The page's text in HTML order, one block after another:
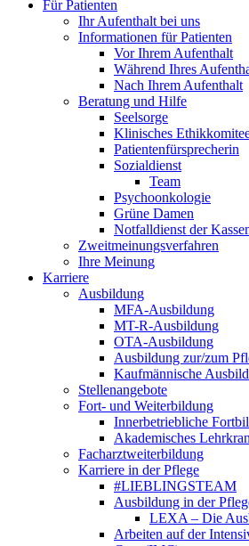
Für Patienten
Ihr Aufenthalt bei uns
Informationen für Patienten
Vor Ihrem Aufenthalt
Während Ihres
Nach Ihrem Aufenthalt
Beratung und Hilfe
Seelsorge
Klinisches
Patientenfürsprecherin
Sozialdienst
Team
Psychoonkologie
Grüne Damen
Notfalldienst der
Zweitmeinungsverfahren
Ihre Meinung
Karriere
Ausbildung
MFA-Ausbildung
MT-R-Ausbildung
OTA-Ausbildung
Ausbildung zur/zum
Kaufmännische
Stellenangebote
Fort- und Weiterbildung
Innerbetriebliche
Akademisches
Facharztweiterbildung
Karriere in der Pflege
#LIEBLINGSTEAM
Ausbildung in der
LEXA – Die
Arbeiten auf der